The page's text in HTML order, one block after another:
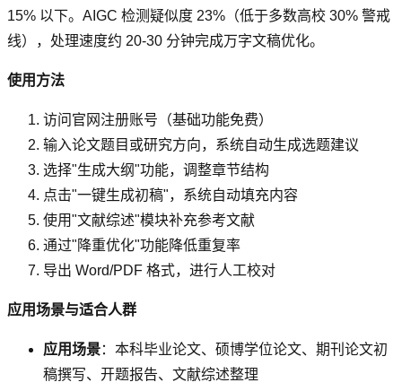
15% 以下。AIGC 检测疑似度 23%（低于多数高校 30% 警戒
线），处理速度约 20-30 分钟完成万字文稿优化。
使用方法
访问官网注册账号（基础功能免费）
输入论文题目或研究方向，系统自动生成选题建议
选择"生成大纲"功能，调整章节结构
点击"一键生成初稿"，系统自动填充内容
使用"文献综述"模块补充参考文献
通过"降重优化"功能降低重复率
导出 Word/PDF 格式，进行人工校对
应用场景与适合人群
应用场景：本科毕业论文、硕博学位论文、期刊论文初
稿撰写、开题报告、文献综述整理